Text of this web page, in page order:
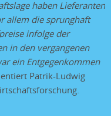
haben Lieferanten
allem die sprunghaft
infolge der
in den vergangenen
ein Entgegenkommen
Patrik-Ludwig